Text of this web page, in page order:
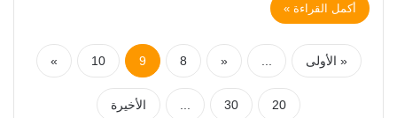
أكمل القراءة »
« الأولى «
8
9
10
»
20
30 الأخيرة